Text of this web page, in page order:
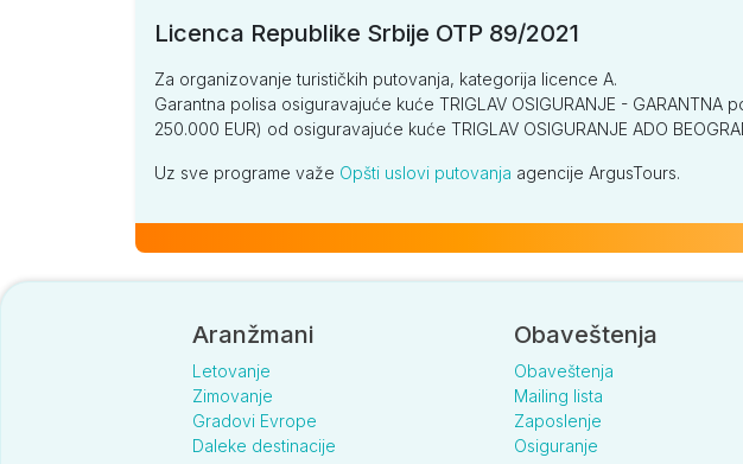
Licenca Republike Srbije OTP 89/2021
Za organizovanje turističkih putovanja, kategorija licence A.
Garantna polisa osiguravajuće kuće TRIGLAV OSIGURANJE -
250.000 EUR) od osiguravajuće kuće TRIGLAV OSIGURANJE ADO
Uz sve programe važe Opšti uslovi putovanja agencije ArgusTours.
Aranžmani
Letovanje
Zimovanje
Gradovi Evrope
Daleke destinacije
Obaveštenja
Obaveštenja
Mailing lista
Zaposlenje
Osiguranje